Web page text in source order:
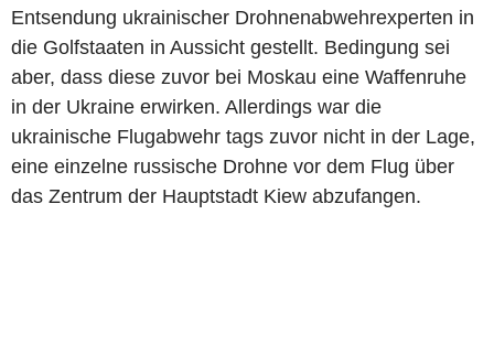
Entsendung ukrainischer Drohnenabwehrexperten in
die Golfstaaten in Aussicht gestellt. Bedingung sei
aber, dass diese zuvor bei Moskau eine Waffenruhe
in der Ukraine erwirken. Allerdings war die
ukrainische Flugabwehr tags zuvor nicht in der Lage,
eine einzelne russische Drohne vor dem Flug über
das Zentrum der Hauptstadt Kiew abzufangen.